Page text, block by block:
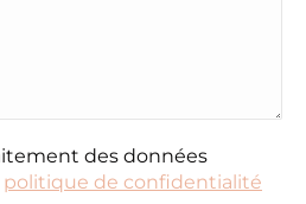
des données
politique de confidentialité